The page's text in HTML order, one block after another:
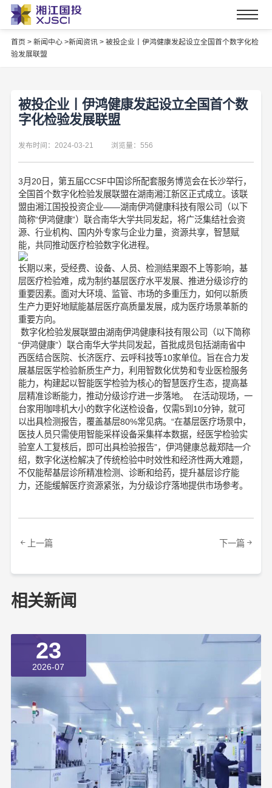
首页 > 新闻中心 >新闻资讯 > 被投企业丨伊鸿健康发起设立全国首个数字化检
验发展联盟
被投企业丨伊鸿健康发起设立全国首个数
字化检验发展联盟
发布时间：2024-03-21 浏览量：556
3月20日，第五届CCSF中国诊所配套服务博览会在长沙举行，
全国首个数字化检验发展联盟在湖南湘江新区正式成立。该联
盟由湘江国投投资企业——湖南伊鸿健康科技有限公司（以下
简称“伊鸿健康”）联合南华大学共同发起，将广泛集结社会资
源、行业机构、国内外专家与企业力量，资源共享，智慧赋
能，共同推动医疗检验数字化进程。
长期以来，受经费、设备、人员、检测结果跟不上等影响，基
层医疗检验难，成为制约基层医疗水平发展、推进分级诊疗的
重要因素。面对大环境、监管、市场的多重压力，如何以新质
生产力更好地赋能基层医疗高质量发展，成为医疗场景革新的
重要方向。
数字化检验发展联盟由湖南伊鸿健康科技有限公司（以下简称
“伊鸿健康”）联合南华大学共同发起，首批成员包括湖南省中
西医结合医院、长济医疗、云呼科技等10家单位。旨在合力发
展基层医学检验新质生产力，利用智数化优势和专业医检服务
能力，构建起以智能医学检验为核心的智慧医疗生态，提高基
层精准诊断能力，推动分级诊疗进一步落地。 在活动现场，一
台家用咖啡机大小的数字化送检设备，仅需5到10分钟，就可
以出具检测报告，覆盖基层80%常见病。“在基层医疗场景中，
医技人员只需使用智能采样设备采集样本数据，经医学检验实
验室人工复核后，即可出具检验报告”，伊鸿健康总裁郑陆一介
绍，数字化送检解决了传统检验中时效性和经济性两大难题，
不仅能帮基层诊所精准检测、诊断和给药，提升基层诊疗能
力，还能缓解医疗资源紧张，为分级诊疗落地提供市场参考。
上一篇 下一篇
相关新闻
23
2026-07